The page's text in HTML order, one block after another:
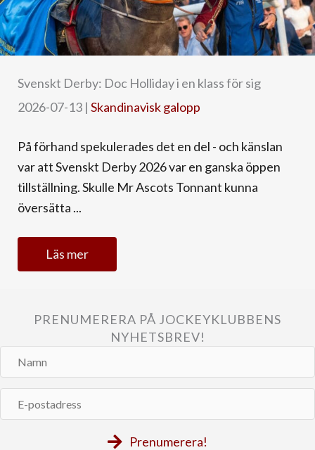
Svenskt Derby: Doc Holliday i en klass för sig
2026-07-13 | Skandinavisk galopp
På förhand spekulerades det en del - och känslan
var att Svenskt Derby 2026 var en ganska öppen
tillställning. Skulle Mr Ascots Tonnant kunna
översätta ...
Läs mer
PRENUMERERA PÅ JOCKEYKLUBBENS
NYHETSBREV!
Namn
postadress
Prenumerera!